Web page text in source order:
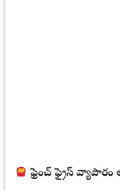
ఫ్రెంచ్ ఫ్రైస్